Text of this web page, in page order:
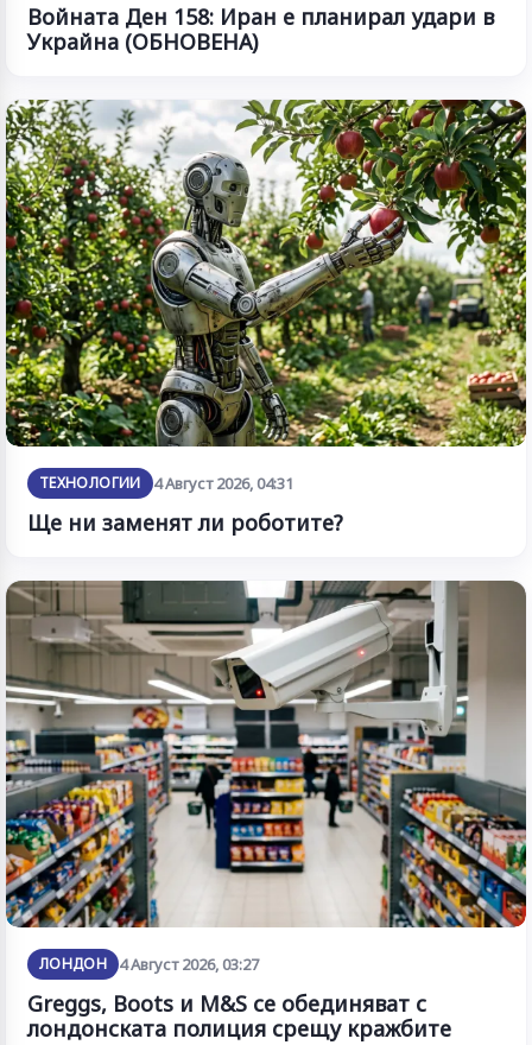
Войната Ден 158: Иран е планирал удари в
Украйна (ОБНОВЕНА)
ТЕХНОЛОГИИ 4 Август 2026, 04:31
Ще ни заменят ли роботите?
ЛОНДОН 4 Август 2026, 03:27
Greggs, Boots и M&S се обединяват с
лондонската полиция срещу кражбите